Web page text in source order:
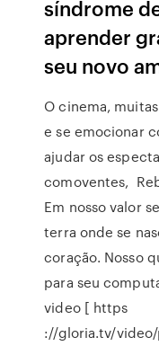
síndrome
aprender
seu novo
O cinema,
e se emocionar
ajudar os
comoventes,
Em nosso valor
terra onde se
coração. Nosso
para seu
video [ https
://gloria.tv/video/